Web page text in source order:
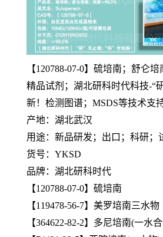
【120788-07-0】硫培南；舒仑
精品试剂；湖北研科时代科技-“
新！检测图谱；MSDS等技术支
产地：湖北武汉
用途：新品研发；出口；科研；
货号：YKSD
品牌：湖北研科时代
【120788-07-0】硫培南
【119478-56-7】美罗培南三水物
【364622-82-2】多尼培南(一水